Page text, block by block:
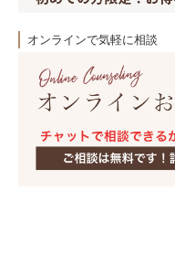
オンラインで気軽に相談